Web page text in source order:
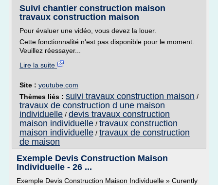
Suivi chantier construction maison
travaux construction maison
Pour évaluer une vidéo, vous devez la louer.
Cette fonctionnalité n'est pas disponible pour le moment.
Veuillez réessayer...
Lire la suite
Site : youtube.com
Thèmes liés : suivi travaux construction maison /
travaux de construction d une maison
individuelle / devis travaux construction
maison individuelle / travaux construction
maison individuelle / travaux de construction
de maison
Exemple Devis Construction Maison
Individuelle - 26 ...
Exemple Devis Construction Maison Individuelle » Curently